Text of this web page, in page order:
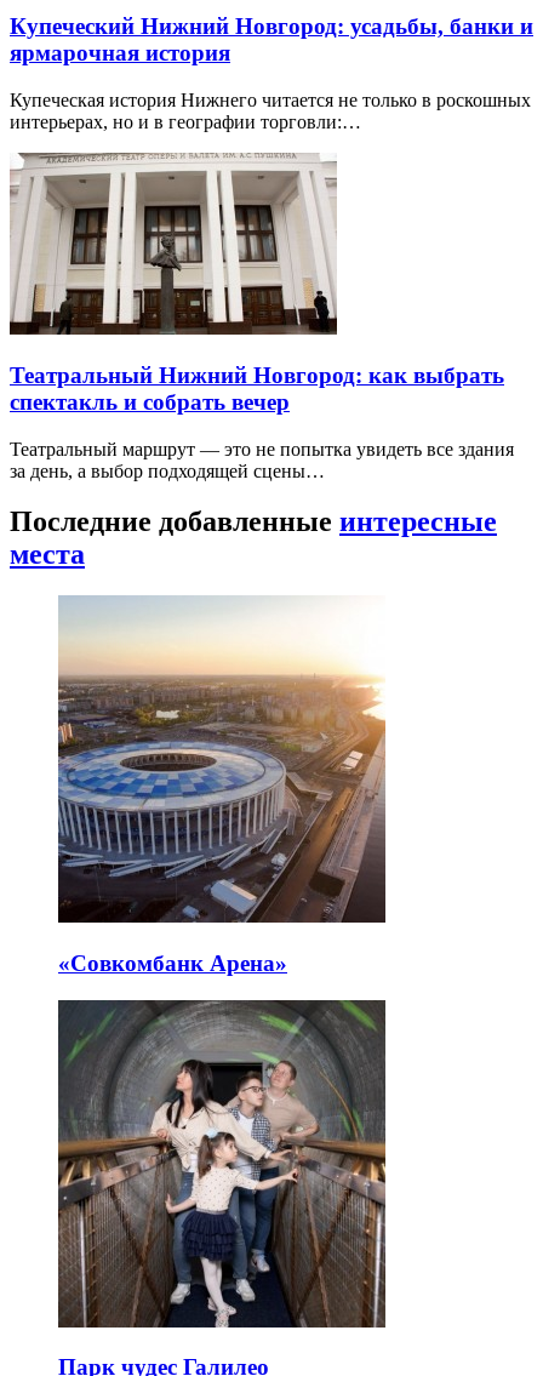
Купеческий Нижний Новгород: усадьбы, банки и
ярмарочная история
Купеческая история Нижнего читается не только в роскошных
интерьерах, но и в географии торговли:…
Театральный Нижний Новгород: как выбрать
спектакль и собрать вечер
Театральный маршрут — это не попытка увидеть все здания
за день, а выбор подходящей сцены…
Последние добавленные интересные
места
«Совкомбанк Арена⁠»
Парк чудес Галилео